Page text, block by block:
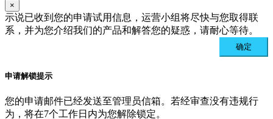
×
示说已收到您的申请试用信息，运营小组将尽快与您取得联
系，并为您介绍我们的产品和解答您的疑惑，请耐心等待。
确定
申请解锁提示
您的申请邮件已经发送至管理员信箱。若经审查没有违规行
为，将在7个工作日内为您解除锁定。